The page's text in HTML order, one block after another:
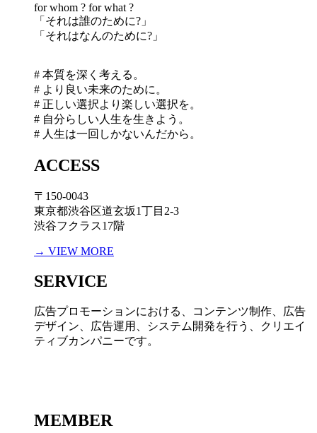
for whom ? for what ?
「 それは誰のために?」
「 それはなんのために?」
# 本質を深く考える。
# より良い未来のために。
# 正しい選択より楽しい選択を。
# 自分らしい人生を生きよう。
# 人生は一回しかないんだから。
ACCESS
〒150-0043
東京都渋谷区道玄坂1丁目2-3
渋谷フクラス17階
→ VIEW MORE
SERVICE
広告プロモーションにおける、コンテンツ制作、広告
デザイン、広告運用、システム開発を行う、
クリエイ
ティブカンパニーです。
MEMBER